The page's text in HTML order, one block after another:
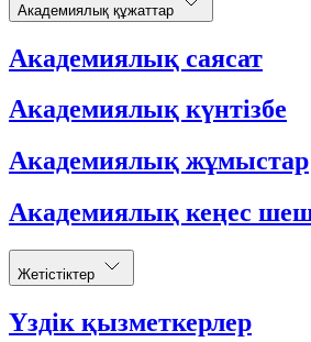
Академиялық құжаттар
Академиялық саясат
Академиялық күнтізбе
Академиялық жұмыстар
Академиялық кеңес
Жетістіктер
Үздік қызметкерлер